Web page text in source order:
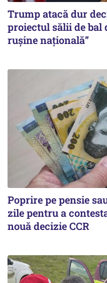
Trump atacă dur
proiectul sălii de bal
ruşine naţională”
Poprire pe pensie
zile pentru a
nouă decizie CCR